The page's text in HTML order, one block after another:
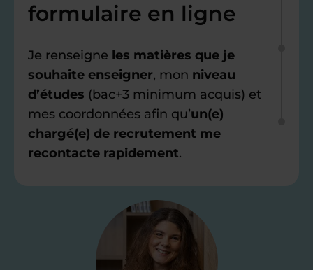
formulaire en ligne
Je renseigne les matières que je
souhaite enseigner, mon niveau
d’études (bac+3 minimum acquis) et
mes coordonnées afin qu’un(e)
chargé(e) de recrutement me
recontacte rapidement.
Je valide ma